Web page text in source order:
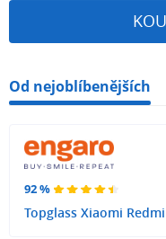
Od nejoblíbenějších
92 %
Topglass Xiaomi